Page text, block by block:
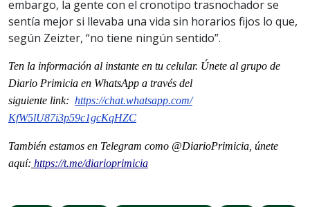
embargo, la gente con el cronotipo trasnochador se
sentía mejor si llevaba una vida sin horarios fijos lo que,
según Zeizter, “no tiene ningún sentido”.
Ten la información al instante en tu celular. Únete al grupo de
Diario Primicia en WhatsApp a través del
siguiente link: https://chat.whatsapp.com/
KfW5lU87i3p59c1gcKqHZC
También estamos en Telegram como @DiarioPrimicia, únete
aquí: https://t.me/diarioprimicia